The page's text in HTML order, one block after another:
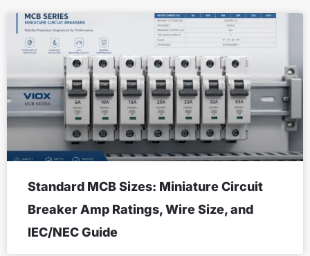
Standard MCB Sizes: Miniature Circuit
Breaker Amp Ratings, Wire Size, and
IEC/NEC Guide